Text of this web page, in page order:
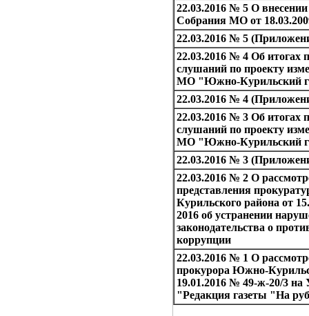
22.03.2016 № 5 О
Собрания МО от
22.03.2016 № 5
22.03.2016 № 4 Об итогах
слушаний по проекту
МО "Южно-Курильский
22.03.2016 № 4
22.03.2016 № 3 Об итогах
слушаний по проекту
МО "Южно-Курильский
22.03.2016 № 3
22.03.2016 № 2 О
представления
Курильского района от
2016 об устранении
законодательства о
коррупции
22.03.2016 № 1 О
прокурора Южно-
19.01.2016 № 49-ж-20/3
"Редакция газеты "На